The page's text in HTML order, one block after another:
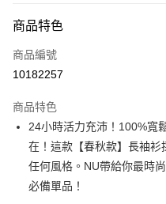
信用卡一次付款
信用卡分期付款
合作金庫商業銀行
華南商業銀行
上海商業儲蓄銀行
國泰世華商業銀行
臺灣中小企業銀行
6 期 0 利率 每期
華南商業銀行
上海商業儲蓄銀行
國泰世華商業銀行
12 期 0 利率 每期 NT$44
合作金庫商業銀行
上海商業儲蓄銀行
超商取貨付款
LINE Pay
商品特色
商品編號
10182257
商品特色
24小時活力充沛！100%寬
在！這款【春秋款】長袖衫
任何風格。NU帶給你最時
必備單品！